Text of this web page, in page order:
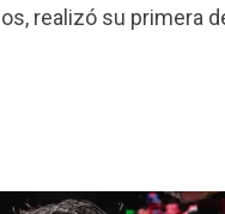
realizó su primera